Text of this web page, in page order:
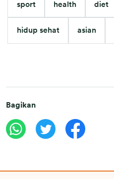
sport health diet
hidup sehat asian
Bagikan